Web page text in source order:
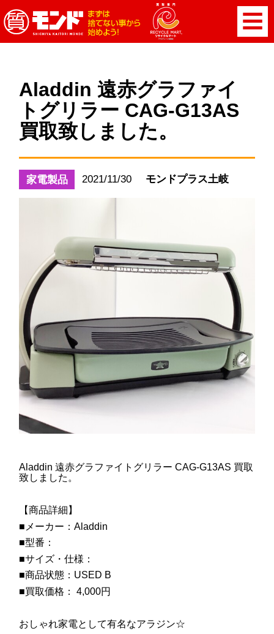
Aladdin 遠赤グラファイ
トグリラー CAG-G13AS
買取致しました。
家電製品 2021/11/30 モンドプラス土岐
Aladdin 遠赤グラファイトグリラー CAG-G13AS 買取
致しました。
【商品詳細】
■メーカー：Aladdin
■型番：
■サイズ・仕様：
■商品状態：USED B
■買取価格： 4,000円
おしゃれ家電として有名なアラジン☆